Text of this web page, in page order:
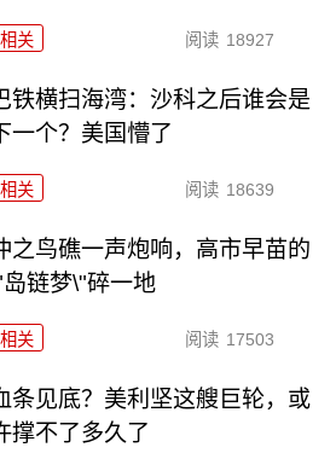
相关 阅读 18927
铁横扫海湾：沙科之后谁会是
一个？美国懵了
相关 阅读 18639
之鸟礁一声炮响，高市早苗的
链梦\"碎一地
相关 阅读 17503
条见底？美利坚这艘巨轮，或
撑不了多久了